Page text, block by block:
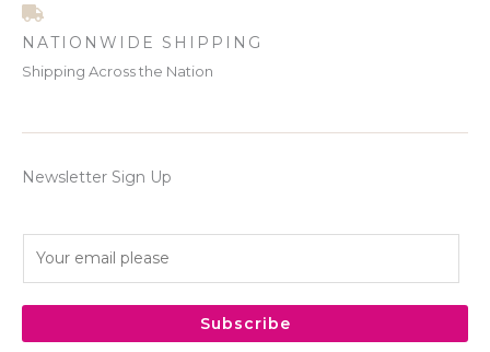
NATIONWIDE SHIPPING
Shipping Across the Nation
Newsletter Sign Up
l
Subscribe